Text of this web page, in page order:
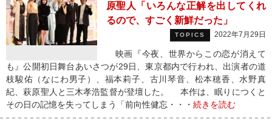
原聖人「いろんな正解を出してくれ
るので、すごく新鮮だった」
TOPICS 2022年7月29日
映画『今夜、世界からこの恋が消えて
も』公開初日舞台あいさつが29日、東京都内で行われ、出演者の道
枝駿佑（なにわ男子）、福本莉子、古川琴音、松本穂香、水野真
紀、萩原聖人と三木孝浩監督が登壇した。 本作は、眠りにつくと
その日の記憶を失ってしまう「前向性健忘・・・ 続きを読む